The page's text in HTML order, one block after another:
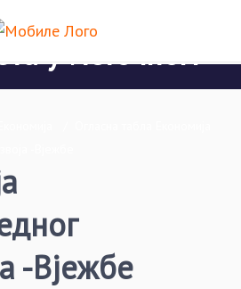
Пале
у Источном
-Вјежбе